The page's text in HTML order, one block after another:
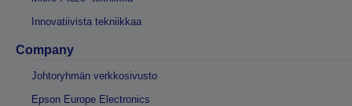
Innovatiivista tekniikkaa
Company
Johtoryhmän verkkosivusto
Epson Europe Electronics